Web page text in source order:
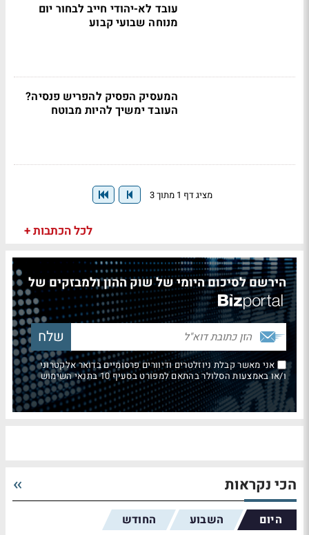
עובד לא-יהודי חייב לבחור יום
מנוחה שבועי קבוע
המעסיק הפסיק להפריש פנסיה?
העובד ימשיך להיות מבוטח
מציג דף 1 מתוך 3
לכל הכתבות +
הירשם לסיכום היומי של שוק ההון ולמבזקים של
אני מאשר קבלת ניוזלטרים ודיוורים פרסומיים בדואר אלקטרוני
ו/או באמצעות הסלולר בהתאם למפורט בסעיף 10 בתנאי השימוש
הכי נקראות
היום השבוע החודש